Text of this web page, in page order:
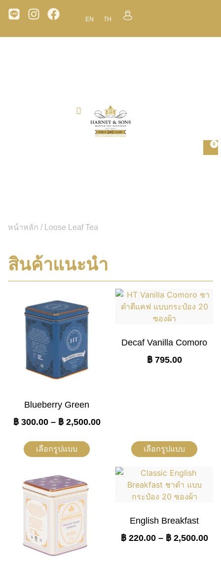
EN TH
0
หน้าหลัก / Loose Leaf Tea
สินค้าแนะนำ
Blueberry Green
฿300.00 – ฿2,500.00
เลือกรูปแบบ
Decaf Vanilla Comoro
฿795.00
เลือกรูปแบบ
English Breakfast
฿220.00 – ฿2,500.00